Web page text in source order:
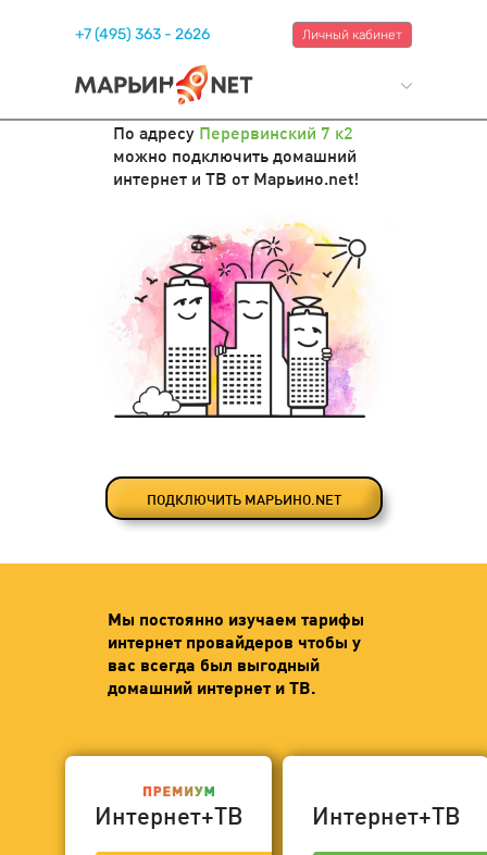
+7 (495) 363 - 2626 Личный кабинет
По адресу Перервинский 7 к2
можно подключить домашний
интернет и ТВ от Марьино.net!
ПОДКЛЮЧИТЬ МАРЬИНО.NET
Мы постоянно изучаем тарифы
интернет провайдеров чтобы у
вас всегда был выгодный
домашний интернет и ТВ.
Интернет+ТВ Интернет+ТВ